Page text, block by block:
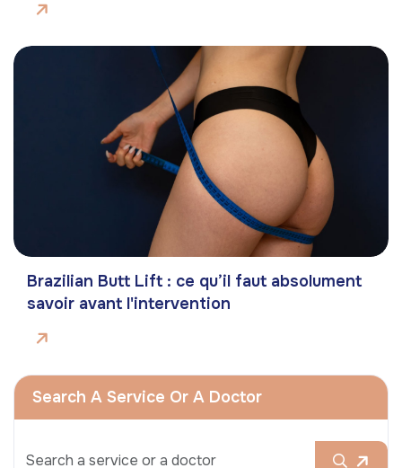
Brazilian Butt Lift : ce qu’il faut absolument
savoir avant l'intervention
Search A Service Or A Doctor